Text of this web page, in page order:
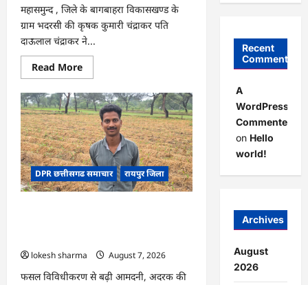
जाएगा
महासमुन्द , जिले के बागबाहरा विकासखण्ड के
ग्राम भदरसी की कृषक कुमारी चंद्राकर पति
दाऊलाल चंद्राकर ने...
Read MoreRead
more
CG
:
गेंदे
की
खेती
से
कुमारी
चंद्राकर
ने
बढ़ाई
अपनी
DPR छत्तीसगढ समाचार रायपुर जिला
lokesh sharma
August 7, 2026
फसल विविधीकरण से बढ़ी आमदनी, अदरक की
Recent
Comments
A
WordPress
Commenter
on Hello
world!
Archives
August
2026